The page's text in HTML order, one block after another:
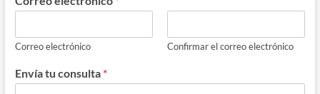
Correo electrónico Confirmar el correo electrónico
Envía tu consulta *